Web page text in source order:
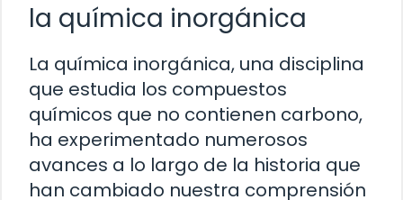
la química inorgánica
La química inorgánica, una disciplina
que estudia los compuestos
químicos que no contienen carbono,
ha experimentado numerosos
avances a lo largo de la historia que
han cambiado nuestra comprensión